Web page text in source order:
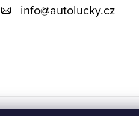
info@autolucky.cz